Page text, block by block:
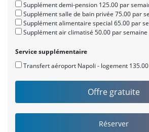
Supplément demi-pension 125.00 par
Supplément salle de bain privée 75.00 par
Supplément alimentaire special 65.00 par
Supplément air climatisé 50.00 par semaine
Service supplémentaire
Transfert aéroport Napoli - logement 135.00